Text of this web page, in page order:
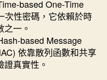
based One-Time
次性密碼，它依賴於時
一。
based Message
依靠散列函數和共享
真實性。